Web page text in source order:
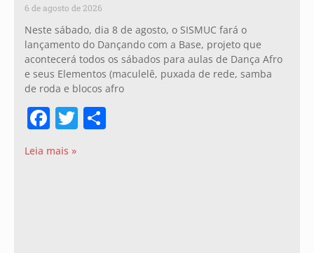
6 de agosto de 2026
Neste sábado, dia 8 de agosto, o SISMUC fará o
lançamento do Dançando com a Base, projeto que
acontecerá todos os sábados para aulas de Dança Afro
e seus Elementos (maculelê, puxada de rede, samba
de roda e blocos afro
Facebook
Twitter
Leia mais »